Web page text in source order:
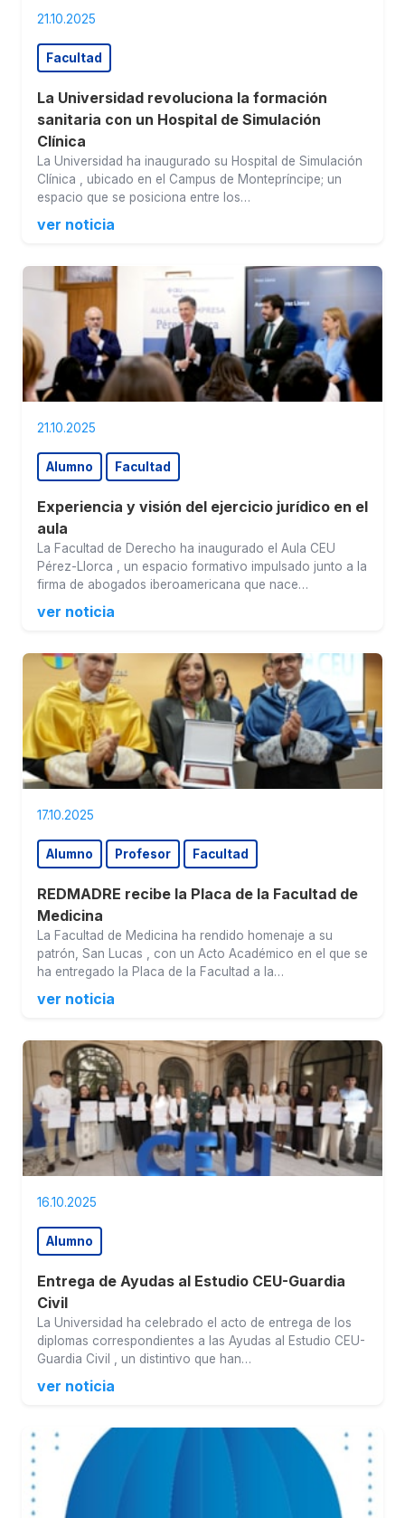
21.10.2025
Facultad
La Universidad revoluciona la formación
sanitaria con un Hospital de Simulación
Clínica
La Universidad ha inaugurado su Hospital de Simulación
Clínica , ubicado en el Campus de Montepríncipe; un
espacio que se posiciona entre los…
ver noticia
21.10.2025
Alumno Facultad
Experiencia y visión del ejercicio jurídico en el
aula
La Facultad de Derecho ha inaugurado el Aula CEU
Pérez-Llorca , un espacio formativo impulsado junto a la
firma de abogados iberoamericana que nace…
ver noticia
17.10.2025
Alumno Profesor Facultad
REDMADRE recibe la Placa de la Facultad de
Medicina
La Facultad de Medicina ha rendido homenaje a su
patrón, San Lucas , con un Acto Académico en el que se
ha entregado la Placa de la Facultad a la…
ver noticia
16.10.2025
Alumno
Entrega de Ayudas al Estudio CEU-Guardia
Civil
La Universidad ha celebrado el acto de entrega de los
diplomas correspondientes a las Ayudas al Estudio CEU-
Guardia Civil , un distintivo que han…
ver noticia